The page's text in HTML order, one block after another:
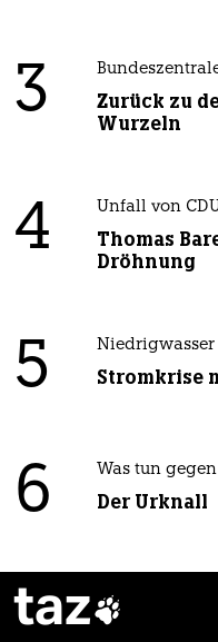
3
Zurück zu
Wurzeln
4 Unfall von
Thomas
Dröhnung
5 Stromkrise
6 Was tun
Der Urknall
taz